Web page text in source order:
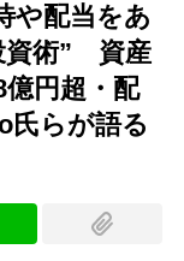
や配当をあ
資術” 資産
円超・配
氏らが語る